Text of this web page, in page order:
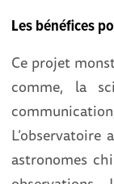
Les bénéfices
Ce projet
comme, la
L’observatoire
astronomes